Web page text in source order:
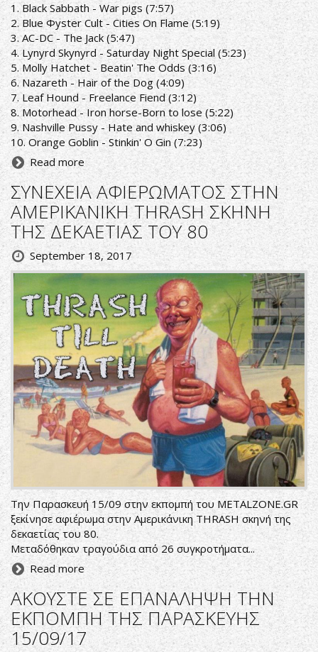
1. Black Sabbath - War pigs (7:57)
2. Blue Φyster Cult - Cities On Flame (5:19)
3. AC-DC - The Jack (5:47)
4. Lynyrd Skynyrd - Saturday Night Special (5:23)
5. Molly Hatchet - Beatin' The Odds (3:16)
6. Nazareth - Hair of the Dog (4:09)
7. Leaf Hound - Freelance Fiend (3:12)
8. Motorhead - Iron horse-Born to lose (5:22)
9. Nashville Pussy - Hate and whiskey (3:06)
10. Orange Goblin - Stinkin' O Gin (7:23)
Read more
ΣΥΝΕΧΕΙΑ ΑΦΙΕΡΩΜΑΤΟΣ ΣΤΗΝ
ΑΜΕΡΙΚΑΝΙΚΗ THRASH ΣΚΗΝΗ
ΤΗΣ ΔΕΚΑΕΤΙΑΣ ΤΟΥ 80
September 18, 2017
Την Παρασκευή 15/09 στην εκπομπή του METALZONE.GR
ξεκίνησε αφιέρωμα στην Αμερικάνικη THRASH σκηνή της
δεκαετίας του 80.
Μεταδόθηκαν τραγούδια από 26 συγκροτήματα...
Read more
ΑΚΟΥΣΤΕ ΣΕ ΕΠΑΝΑΛΗΨΗ ΤΗΝ
ΕΚΠΟΜΠΗ ΤΗΣ ΠΑΡΑΣΚΕΥΗΣ
15/09/17